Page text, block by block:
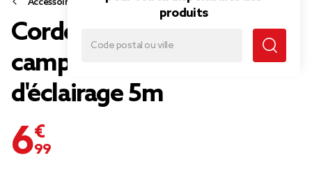
produits
Accessoires de camping
Corde solaire pour
camping 45LED 8 modes
d'éclairage 5m
6,99 €